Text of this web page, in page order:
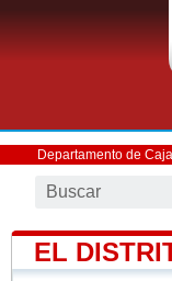
Departamento de
EL